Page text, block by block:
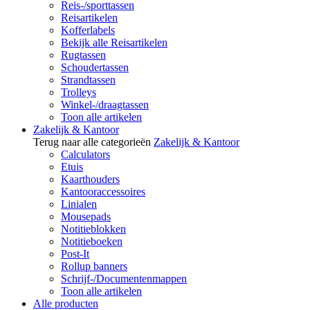
Reis-/sporttassen
Reisartikelen
Kofferlabels
Bekijk alle Reisartikelen
Rugtassen
Schoudertassen
Strandtassen
Trolleys
Winkel-/draagtassen
Toon alle artikelen
Zakelijk & Kantoor
Terug naar alle categorieën Zakelijk & Kantoor
Calculators
Etuis
Kaarthouders
Kantooraccessoires
Linialen
Mousepads
Notitieblokken
Notitieboeken
Post-It
Rollup banners
Schrijf-/Documentenmappen
Toon alle artikelen
Alle producten